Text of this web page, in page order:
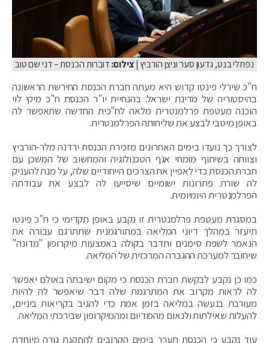
נפתלי בנט, גדעון סער וניצן הורביץ | צילום:דוברות הכנסת – דני שם טוב
ח"כ שירלי פינטו קדוש היא מעתה חברת הכנסת החירשת הראשונה
בהיסטוריה של מדינת ישראל. בהנחיית יו"ר הכנסת ח"כ מיקי לוי
הוכנה מעטפת פרלמנטרית מלאה לח"כית החדשה שתאפשר לה
באופן מיטבי לבצע את שליחותה הפרלמנטרית.
לצורך כך נועדו בימים האחרונים מזכירת הכנסת ירדנה מלר-הורביץ
וצוותה בשיתוף מומחי אגף הטכנולוגיה והמחשוב של המשכן עם
חברת הכנסת כדי לאפיין את הצרכים הייחודיים שלה, על מנת להעניק
לה שורת פתרונות ישומיים שיסייעו לה לבצע את עבודתה
הפרלמנטרית היומיומית.
במסגרת מעטפת פרלמנטרית זו נקבע באופן תקדימי כי ח"כ פינטו
תיעזר במהלך דיוני המליאה במתורגמנית שתתרגם עבורה את
הנאמר לשפת סימנים ותדבר בקולה באמצעות מיקרופון "מדונה"
שיחובר למערכת ההגברה המרכזית של המליאה.
כמו כן נקבע לבקשת חברת הכנסת כי מקום ישיבתה באולם יאפשר
לה לראות מקרוב את המתרגמת שלה דבר שיאפשר לה להיות
מעורבת בנעשה במליאה בזמן אמת כדי להגיב בקריאות ביניים,
להעלות שאילתות ולנאום מהפודיום ומהמיקרופון שבירכתי המליאה.
עוד נקבע כי הכנסת תערך בימים הקרובים להתקנת נורה מיוחדת